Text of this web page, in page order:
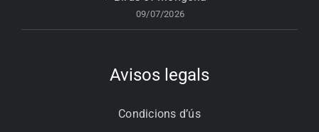
09/07/2026
Avisos legals
Condicions d’ús